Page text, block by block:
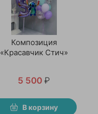
Композиция
«Красавчик Стич»
5 500 ₽
В корзину